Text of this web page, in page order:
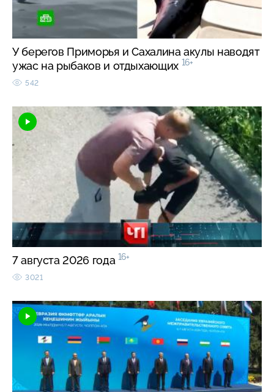
У берегов Приморья и Сахалина акулы наводят
ужас на рыбаков и отдыхающих 16+
542
7 августа 2026 года 16+
3021